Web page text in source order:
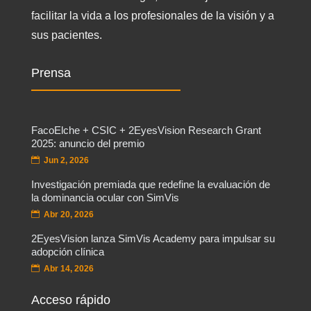
facilitar la vida a los profesionales de la visión y a
sus pacientes.
Prensa
FacoElche + CSIC + 2EyesVision Research Grant
2025: anuncio del premio
Jun 2, 2026
Investigación premiada que redefine la evaluación de
la dominancia ocular con SimVis
Abr 20, 2026
2EyesVision lanza SimVis Academy para impulsar su
adopción clínica
Abr 14, 2026
Acceso rápido